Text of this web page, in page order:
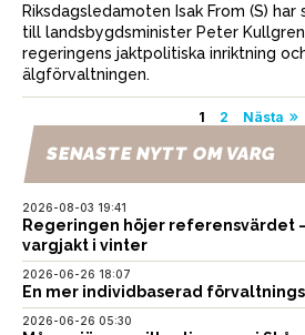
Riksdagsledamoten Isak From (S)
till landsbygdsminister Peter
regeringens jaktpolitiska inriktning
älgförvaltningen.
Sidnumrering
för
inlägg
1 2 Nästa
SENASTE NYTT OM VARG
2026-08-03 19:41
Regeringen höjer referensvärdet
vargjakt i vinter
2026-06-26 18:07
En mer individbaserad
2026-06-26 05:30